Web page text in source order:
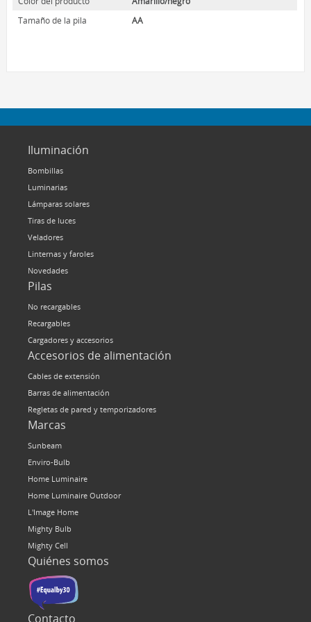
HOME LUMINAIRE
HOME LUMINAIRE OUTDOOR
CONTACTO
Tamaño de la pila
AA
Iluminación
Bombillas
Luminarias
Lámparas solares
Tiras de luces
Veladores
Linternas y faroles
Novedades
Pilas
No recargables
Recargables
Cargadores y accesorios
Accesorios de alimentación
Cables de extensión
Barras de alimentación
Regletas de pared y temporizadores
Marcas
Sunbeam
Enviro-Bulb
Home Luminaire
Home Luminaire Outdoor
L'Image Home
Mighty Bulb
Mighty Cell
Quiénes somos
Contacto